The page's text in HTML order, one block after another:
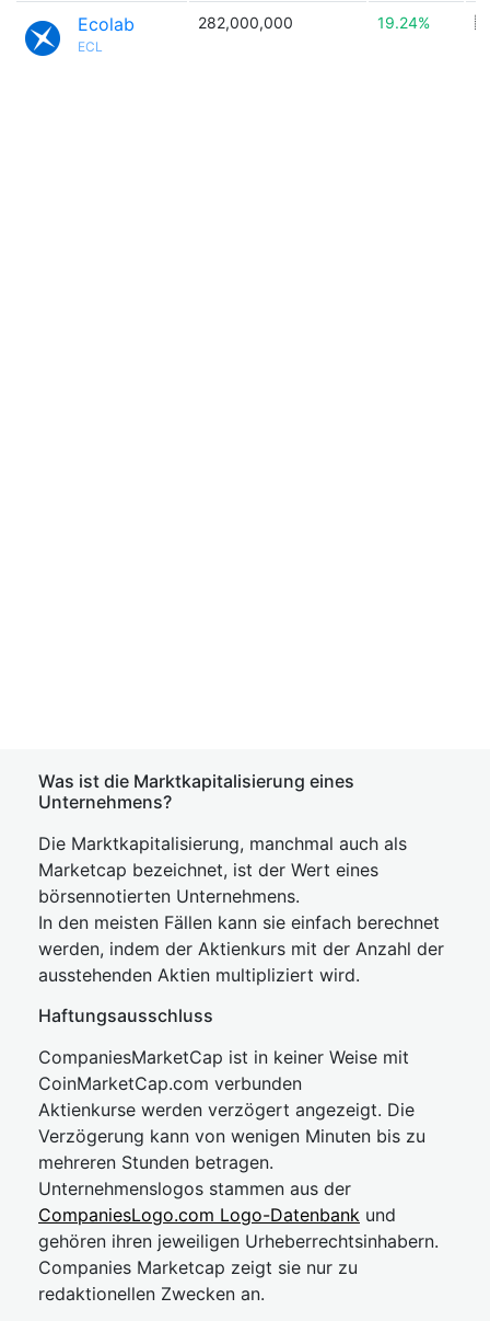
Ecolab
ECL
282,000,000 19.24%
Was ist die Marktkapitalisierung eines
Unternehmens?
Die Marktkapitalisierung, manchmal auch als
Marketcap bezeichnet, ist der Wert eines
börsennotierten Unternehmens.
In den meisten Fällen kann sie einfach berechnet
werden, indem der Aktienkurs mit der Anzahl der
ausstehenden Aktien multipliziert wird.
Haftungsausschluss
CompaniesMarketCap ist in keiner Weise mit
CoinMarketCap.com verbunden
Aktienkurse werden verzögert angezeigt. Die
Verzögerung kann von wenigen Minuten bis zu
mehreren Stunden betragen.
Unternehmenslogos stammen aus der
CompaniesLogo.com Logo-Datenbank und
gehören ihren jeweiligen Urheberrechtsinhabern.
Companies Marketcap zeigt sie nur zu
redaktionellen Zwecken an.